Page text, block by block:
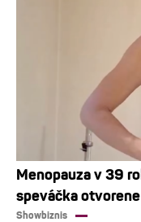
Menopauza v 39
speváčka
Showbiznis